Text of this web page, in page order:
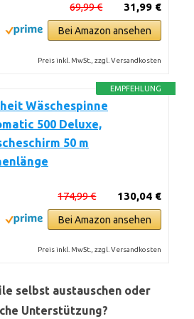
31,99 €
69,99 €
Bei Amazon ansehen
Preis inkl. MwSt., zzgl. Versandkosten
EMPFEHLUNG
Wäschespinne
500 Deluxe,
50 m
130,04 €
174,99 €
Bei Amazon ansehen
Preis inkl. MwSt., zzgl. Versandkosten
selbst austauschen oder
Unterstützung?